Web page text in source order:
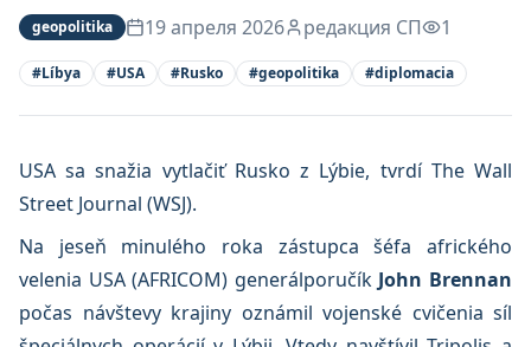
geopolitika 19 апреля 2026 редакция СП 1
#Líbya #USA #Rusko #geopolitika #diplomacia
USA sa snažia vytlačiť Rusko z Lýbie, tvrdí The Wall
Street Journal (WSJ).
Na jeseň minulého roka zástupca šéfa afrického
velenia USA (AFRICOM) generálporučík John Brennan
počas návštevy krajiny oznámil vojenské cvičenia síl